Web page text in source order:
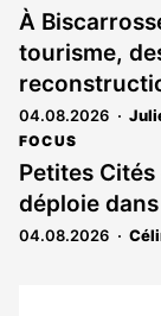
À
tourisme,
04.08.2026
FOCUS
Petites
déploie
04.08.2026